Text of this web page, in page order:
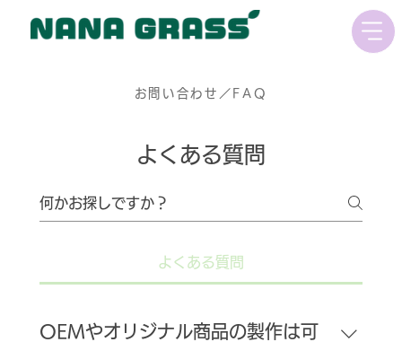
お問い合わせ／FAQ
よくある質問
よくある質問
OEMやオリジナル商品の製作は可